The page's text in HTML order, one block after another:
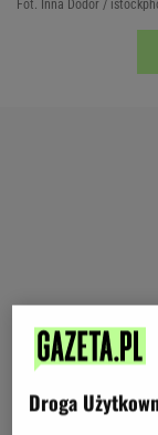
Fot. Inna Dodor /
Droga